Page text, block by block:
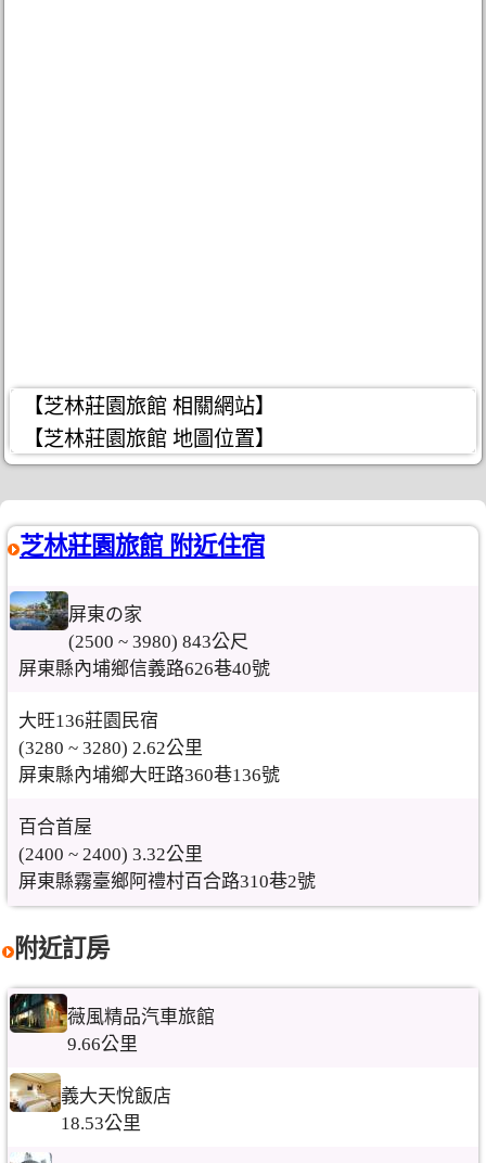
【芝林莊園旅館 相關網站】
【芝林莊園旅館 地圖位置】
芝林莊園旅館 附近住宿
屏東の家
(2500 ~ 3980) 843公尺
屏東縣內埔鄉信義路626巷40號
大旺136莊園民宿
(3280 ~ 3280) 2.62公里
屏東縣內埔鄉大旺路360巷136號
百合首屋
(2400 ~ 2400) 3.32公里
屏東縣霧臺鄉阿禮村百合路310巷2號
附近訂房
薇風精品汽車旅館
9.66公里
義大天悅飯店
18.53公里